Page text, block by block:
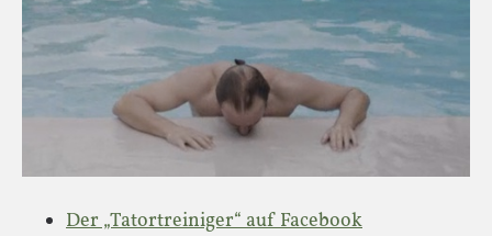
Der „Tatortreiniger“ auf Facebook